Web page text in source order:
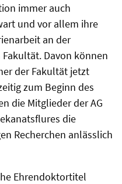
immer auch
und vor allem ihre
an der
Davon können
der Fakultät jetzt
zum Beginn des
die Mitglieder der AG
die
Recherchen anlässlich
Ehrendoktortitel